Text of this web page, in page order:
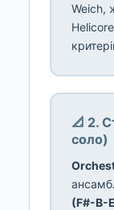
Weich,
📐 2.
соло)
(F#-B-